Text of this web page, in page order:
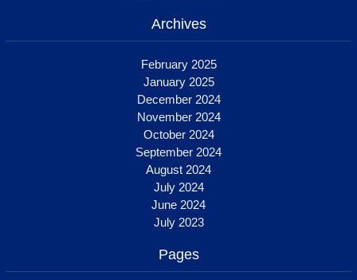
Archives
February 2025
January 2025
December 2024
November 2024
October 2024
September 2024
August 2024
July 2024
June 2024
July 2023
Pages